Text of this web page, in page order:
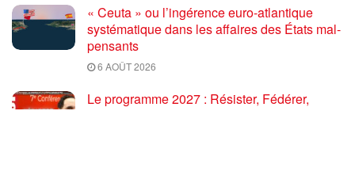
« Ceuta » ou l’ingérence euro-atlantique
systématique dans les affaires des États mal-
pensants
6 AOÛT 2026
Le programme 2027 : Résister, Fédérer,